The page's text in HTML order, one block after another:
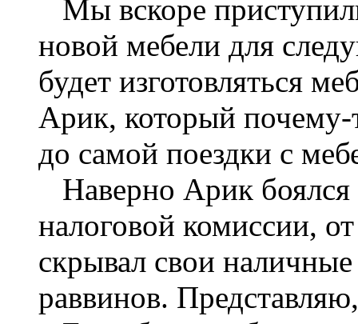
Мы вскоре
новой мебели для
будет изготовляться
Арик, который
до самой поездки с
Наверно Арик боялся
налоговой комиссии,
скрывал свои
раввинов.